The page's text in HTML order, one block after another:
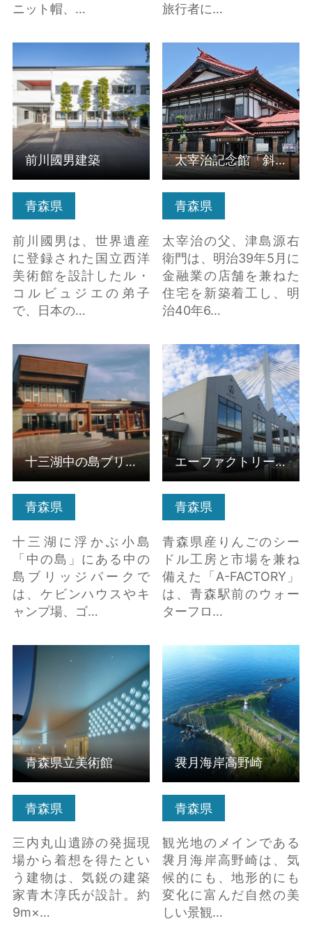
ニット帽、…
旅行者に…
青森県
前川國男は、世界遺産
に登録された国立西洋
美術館を設計したル・
コルビュジエの弟子
で、日本の…
前川國男建築 の詳細は
こちら
前川國男建築
青森県
太宰治の父、津島源右
衛門は、明治39年5月に
金融業の店舗を兼ねた
住宅を新築着工し、明
治40年6…
太宰治記念館「斜陽
館」 の詳細はこちら
太宰治記念館「斜陽館」
青森県
十三湖に浮かぶ小島
「中の島」にある中の
島ブリッジパークで
は、ケビンハウスやキ
ャンプ場、ゴ…
十三湖中の島ブリッジ
パーク の詳細はこちら
十三湖中の島ブリッジパーク
青森県
青森県産りんごのシー
ドル工房と市場を兼ね
備えた「A-FACTORY」
は、青森駅前のウォー
ターフロ…
エーファクトリー（A-
FACTORY） の詳細はこ
ちら
エーファクトリー（A-FACTORY）
青森県
三内丸山遺跡の発掘現
場から着想を得たとい
う建物は、気鋭の建築
家青木淳氏が設計。約
9m×…
青森県立美術館 の詳細
はこちら
青森県立美術館
青森県
観光地のメインである
袰月海岸高野崎は、気
候的にも、地形的にも
変化に富んだ自然の美
しい景観…
袰月海岸高野崎 の詳細
はこちら
袰月海岸高野崎